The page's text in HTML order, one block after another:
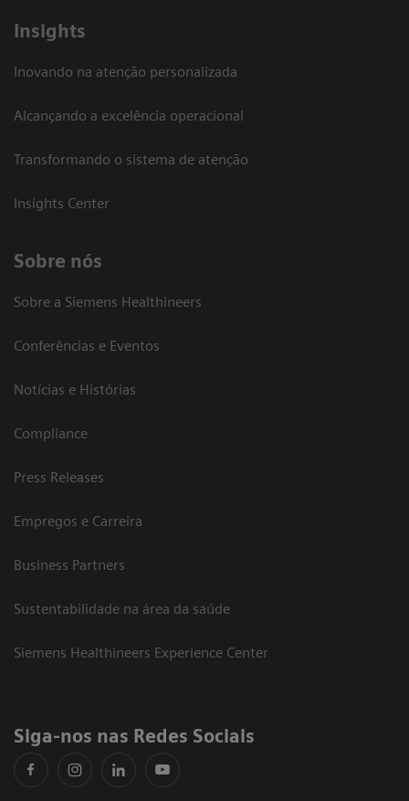
Insights
Inovando na atenção personalizada
Alcançando a excelência operacional
Transformando o sistema de atenção
Insights Center
Sobre nós
Sobre a Siemens Healthineers
Conferências e Eventos
Notícias e Histórias
Compliance
Press Releases
Empregos e Carreira
Business Partners
Sustentabilidade na área da saúde
Siemens Healthineers Experience Center
Siga-nos nas Redes Sociais